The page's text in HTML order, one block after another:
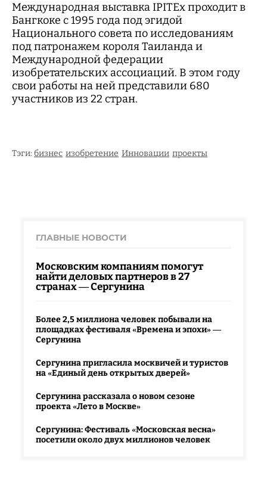
Международная выставка IPITEx проходит в
Бангкоке с 1995 года под эгидой
Национального совета по исследованиям
под патронажем короля Таиланда и
Международной федерации
изобретательских ассоциаций. В этом году
свои работы на ней представили 680
участников из 22 стран.
Тэги: бизнес изобретение Инновации проекты
ГЛАВНЫЕ НОВОСТИ
Московским компаниям помогут
найти деловых партнеров в 27
странах — Сергунина
Более 2,5 миллиона человек побывали на
площадках фестиваля «Времена и эпохи» —
Сергунина
Сергунина пригласила москвичей и туристов
на «Единый день открытых дверей»
Сергунина рассказала о новом сезоне
проекта «Лето в Москве»
Сергунина: Фестиваль «Московская весна»
посетили около двух миллионов человек